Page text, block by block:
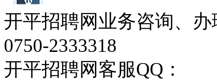
开平招聘网业务咨询、
0750-2333318
开平招聘网客服QQ：